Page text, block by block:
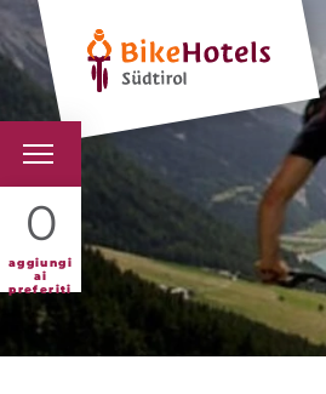
0
aggiungi
ai
preferiti
HOTELS &
TOUR &